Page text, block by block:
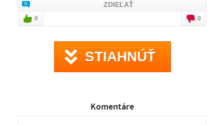
ZDIEĽAŤ
0 0
STIAHNÚŤ
Komentáre